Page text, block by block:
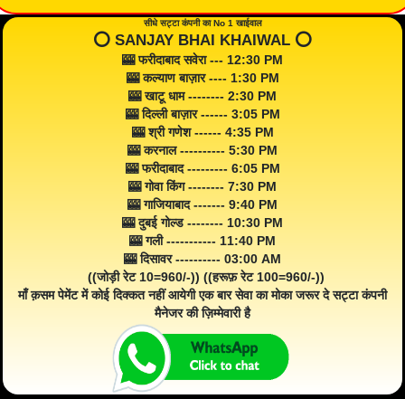
सीधे सट्टा कंपनी का No 1 खाईवाल
⭕️ SANJAY BHAI KHAIWAL ⭕️
🎰 फरीदाबाद सवेरा --- 12:30 PM
🎰 कल्याण बाज़ार ---- 1:30 PM
🎰 खाटू धाम -------- 2:30 PM
🎰 दिल्ली बाज़ार ------ 3:05 PM
🎰 श्री गणेश ------ 4:35 PM
🎰 करनाल ---------- 5:30 PM
🎰 फरीदाबाद --------- 6:05 PM
🎰 गोवा किंग -------- 7:30 PM
🎰 गाजियाबाद ------- 9:40 PM
🎰 दुबई गोल्ड -------- 10:30 PM
🎰 गली ----------- 11:40 PM
🎰 दिसावर ---------- 03:00 AM
((जोड़ी रेट 10=960/-)) ((हरूफ़ रेट 100=960/-))
माँ क़सम पेमेंट में कोई दिक्कत नहीं आयेगी एक बार सेवा का मोका जरूर दे सट्टा कंपनी
मैनेजर की ज़िम्मेवारी है